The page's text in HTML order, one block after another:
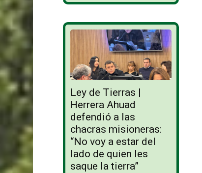
Ley de Tierras |
Herrera Ahuad
defendió a las
chacras misioneras:
“No voy a estar del
lado de quien les
saque la tierra”